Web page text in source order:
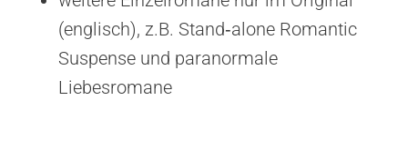
(englisch), z.B. Stand‑alone Romantic
Suspense und paranormale
Liebesromane